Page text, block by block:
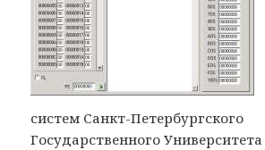
систем Санкт-Петербургского
Государственного Университета